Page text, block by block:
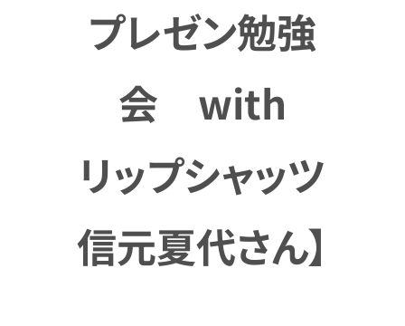
プレゼン勉強
会 with
リップシャッツ
信元夏代さん】